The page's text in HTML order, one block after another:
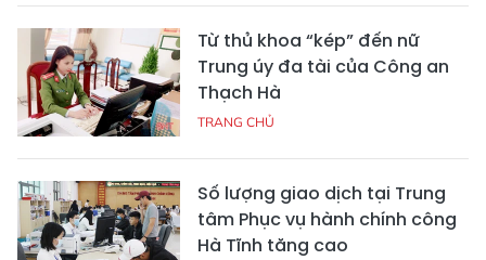
Từ thủ khoa “kép” đến nữ
Trung úy đa tài của Công an
Thạch Hà
TRANG CHỦ
Số lượng giao dịch tại Trung
tâm Phục vụ hành chính công
Hà Tĩnh tăng cao